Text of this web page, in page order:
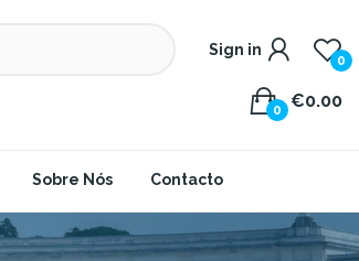
Sign in
0
€0.00
0
Sobre Nós Contacto